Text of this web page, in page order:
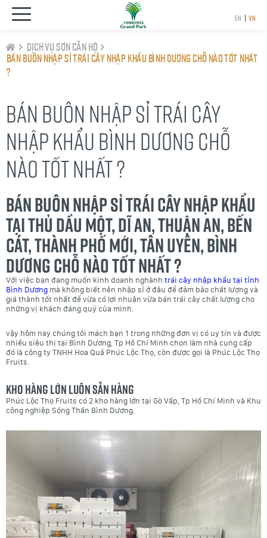
EN | VN
Dịch Vụ Sơn Căn Hộ
Bán Buôn Nhập sỉ Trái cây nhập khẩu Bình Dương chỗ nào tốt nhất
?
BÁN BUÔN NHẬP SỈ TRÁI CÂY
NHẬP KHẨU BÌNH DƯƠNG CHỖ
NÀO TỐT NHẤT ?
Bán Buôn Nhập sỉ Trái cây nhập khẩu
tại Thủ dầu một, Dĩ An, Thuận An, Bến
Cát, Thành phố mới, Tân Uyên, Bình
Dương chỗ nào tốt nhất ?
Với việc bạn đang muốn kinh doanh nghành trái cây nhập khẩu tại tỉnh
Bình Dương mà không biết nên nhập sỉ ở đâu để đảm bảo chất lượng và
giá thành tốt nhất để vừa có lợi nhuận vừa bán trái cây chất lượng cho
những vị khách đáng quý của mình.
vậy hôm nay chúng tôi mách bạn 1 trong những đơn vị có uy tín và được
nhiều siêu thị tại Bình Dương, Tp Hồ Chí Minh chọn làm nhà cung cấp
đó là công ty TNHH Hoa Quả Phúc Lộc Thọ, còn được gọi là Phúc Lộc Thọ
Fruits.
Kho hàng lớn luôn sẵn hàng
Phúc Lộc Thọ Fruits có 2 kho hàng lớn tại Gò Vấp, Tp Hồ Chí Minh và Khu
công nghiệp Sóng Thần Bình Dương.